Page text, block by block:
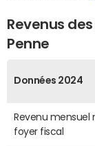
Revenus
Penne
Données 2024
Revenu mensuel
foyer fiscal